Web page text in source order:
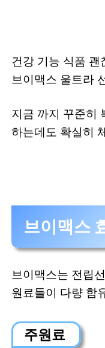
건강 기능 식품 괜
브이맥스 울트라
지금 까지 꾸준히
하는데도 확실히
브이맥스
브이맥스는 전립
원료들이 다량 함
주원료